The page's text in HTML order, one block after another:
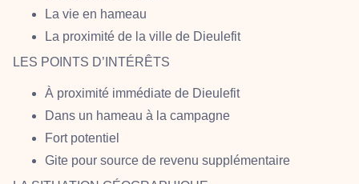
La vie en hameau
La proximité de la ville de Dieulefit
LES POINTS D’INTÉRÊTS
À proximité immédiate de Dieulefit
Dans un hameau à la campagne
Fort potentiel
Gite pour source de revenu supplémentaire